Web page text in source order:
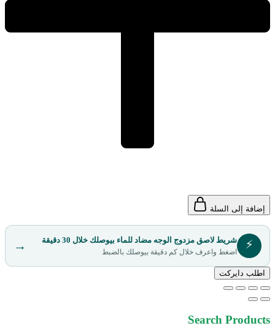
إضافة إلى السلة
⚡ شريط لاصق مزدوج الوجه مضاد للماء بيوصلك خلال 30 دقيقة
اضغط واعرف خلال كم دقيقة بيوصلك بالضبط →
اطلب دايركت
Search Products